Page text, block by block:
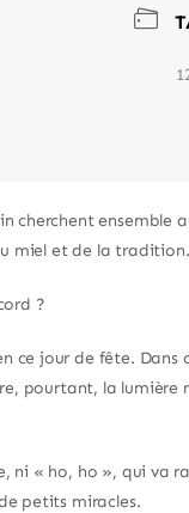
cherchent ensemble
miel et de la
?
ce jour de fête. Dans
pourtant, la lumière
ni « ho, ho », qui va
petits miracles.